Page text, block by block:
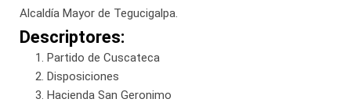
Alcaldía Mayor de Tegucigalpa.
Descriptores:
Partido de Cuscateca
Disposiciones
Hacienda San Geronimo